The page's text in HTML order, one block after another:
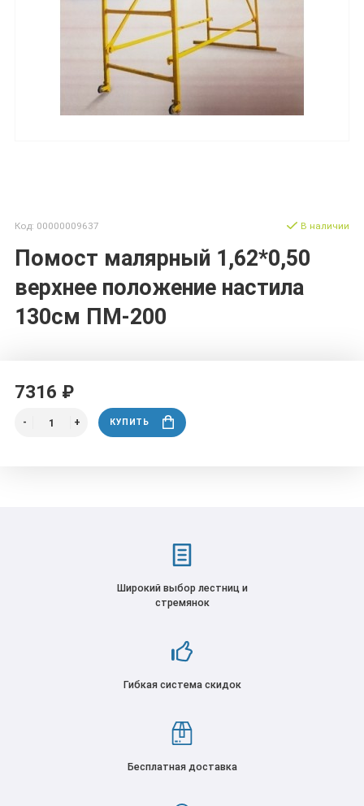
Код: 00000009637
Помост малярный 1,62*0,50
верхнее положение настила
130см ПМ-200
В наличии
7316 ₽
КУПИТЬ
Широкий выбор лестниц и
стремянок
Гибкая система скидок
Бесплатная доставка